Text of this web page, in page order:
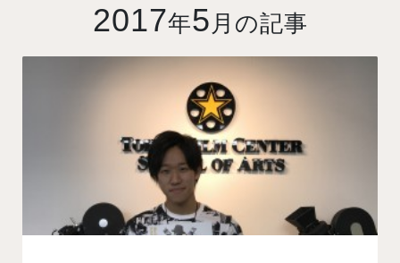
就職・デビュー
オープンキャンパス
2017年5 月の記事